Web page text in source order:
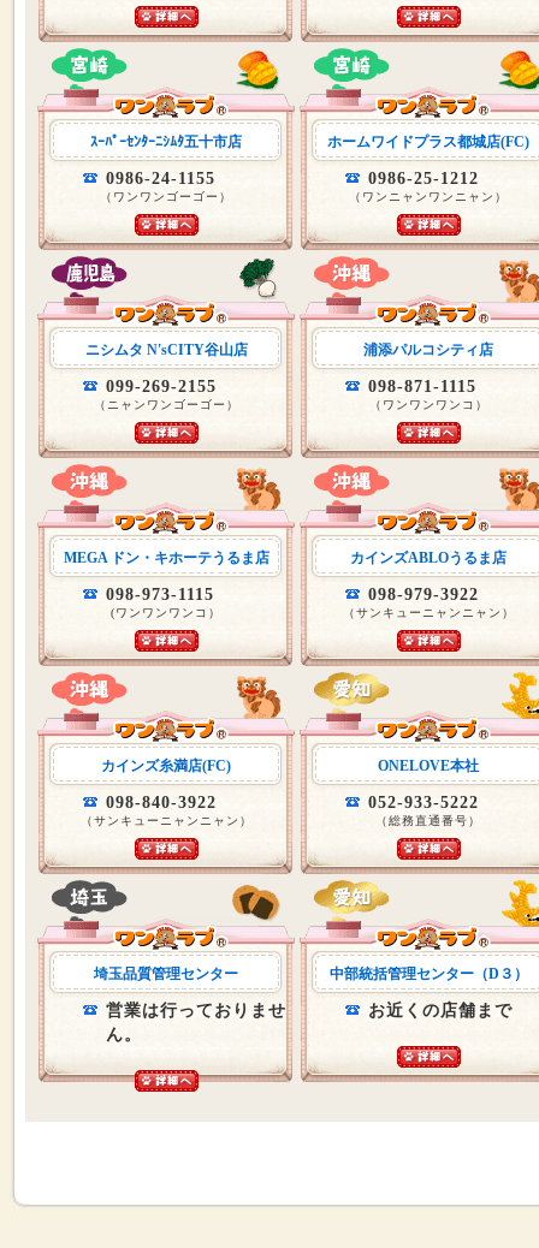
ｽｰﾊﾟｰｾﾝﾀｰﾆｼﾑﾀ五十市店
0986-24-1155
（ワンワンゴーゴー）
ホームワイドプラス都城店(FC)
0986-25-1212
（ワンニャンワンニャン）
ニシムタ N'sCITY谷山店
099-269-2155
（ニャンワンゴーゴー）
浦添パルコシティ店
098-871-1115
（ワンワンワンコ）
MEGA ドン・キホーテうるま店
098-973-1115
(ワンワンワンコ）
カインズABLOうるま店
098-979-3922
（サンキューニャンニャン）
カインズ糸満店(FC)
098-840-3922
（サンキューニャンニャン）
ONELOVE本社
052-933-5222
（総務直通番号）
埼玉品質管理センター
営業は行っておりませ
ん。
中部統括管理センター（D３）
お近くの店舗まで